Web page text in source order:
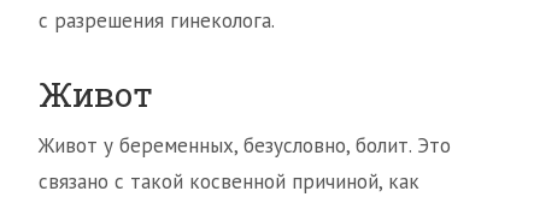
с разрешения гинеколога.
Живот
Живот у беременных, безусловно, болит. Это
связано с такой косвенной причиной, как